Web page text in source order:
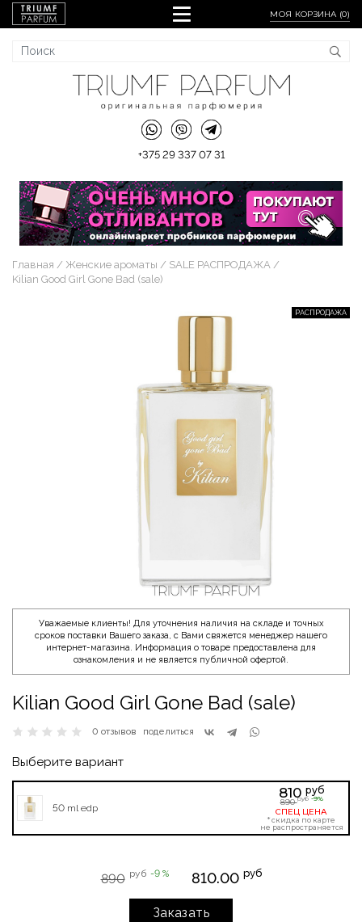
МОЯ КОРЗИНА (0)
+375 29 337 07 31
Главная Женские ароматы
SALE РАСПРОДАЖА
Kilian Good Girl Gone Bad (sale)
РАСПРОДАЖА
Уважаемые клиенты! Для уточнения наличия на складе и точных
сроков поставки Вашего заказа, с Вами свяжется менеджер нашего
интернет-магазина. Информация о товаре предоставлена для
ознакомления и не является публичной офертой.
Kilian Good Girl Gone Bad (sale)
0 отзывов поделиться
Выберите вариант
50 ml edp
810 руб
890руб -9%
СПЕЦ ЦЕНА
* скидка по карте
не распространяется
890 руб -9 % 810.00 руб
Заказать